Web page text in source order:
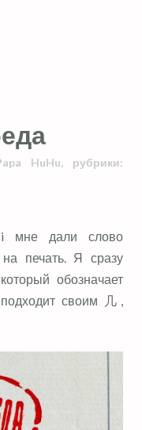
HuHu,рубрики:
печать. Я сразу
обозначает
своим 几,